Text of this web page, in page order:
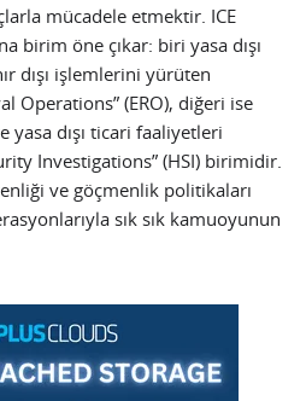
mücadele etmektir. ICE
birim öne çıkar: biri yasa dışı
dışı işlemlerini yürüten
Operations” (ERO), diğeri ise
yasa dışı ticari faaliyetleri
Investigations” (HSI) birimidir.
ve göçmenlik politikaları
sık sık kamuoyunun